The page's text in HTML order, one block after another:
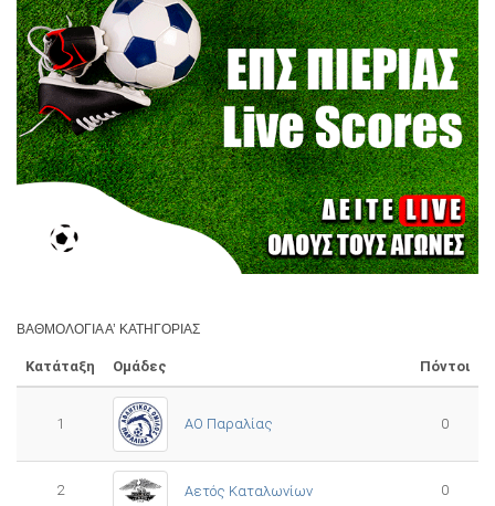
ΒΑΘΜΟΛΟΓΊΑ Α’ ΚΑΤΗΓΟΡΊΑΣ
Κατάταξη Ομάδες Πόντοι
1 ΑΟ Παραλίας 0
2 Αετός Καταλωνίων 0